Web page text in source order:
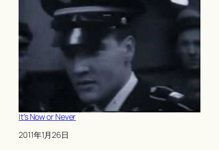
It’s Now or Never
Date
2011年1月26日